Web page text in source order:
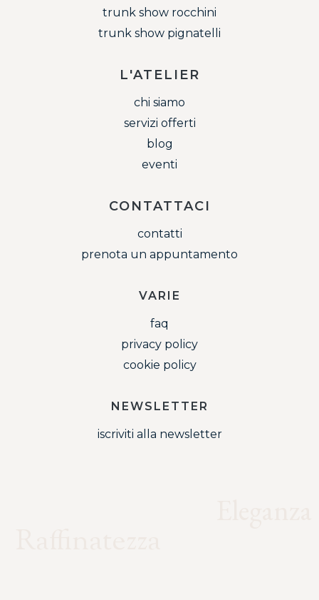
trunk show rocchini
trunk show pignatelli
L'ATELIER
chi siamo
servizi offerti
blog
eventi
CONTATTACI
contatti
prenota un appuntamento
VARIE
faq
privacy policy
cookie policy
NEWSLETTER
iscriviti alla newsletter